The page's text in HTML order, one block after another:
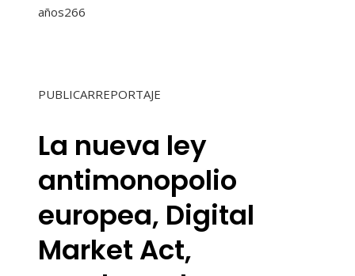
años266
PUBLICARREPORTAJE
La nueva ley
antimonopolio
europea, Digital
Market Act,